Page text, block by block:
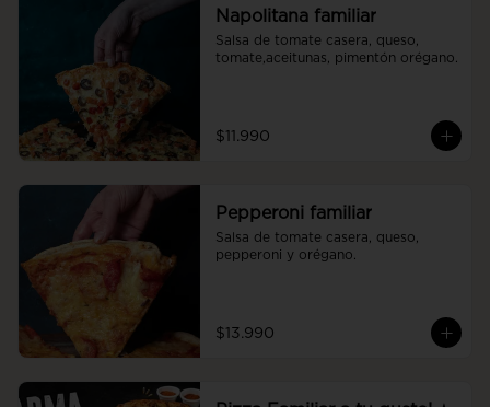
Napolitana familiar
Salsa de tomate casera, queso,
tomate,aceitunas, pimentón orégano.
$11.990
Pepperoni familiar
Salsa de tomate casera, queso,
pepperoni y orégano.
$13.990